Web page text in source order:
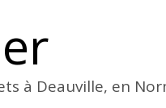
à Deauville, en